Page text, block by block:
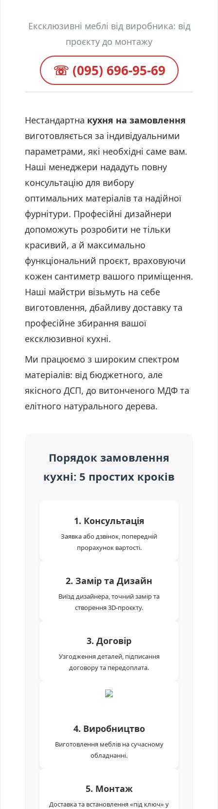
Ексклюзивні меблі від виробника: від
проєкту до монтажу
☏ (095) 696-95-69
Нестандартна кухня на замовлення
виготовляється за індивідуальними
параметрами, які необхідні саме вам.
Наші менеджери нададуть повну
консультацію для вибору
оптимальних матеріалів та надійної
фурнітури. Професійні дизайнери
допоможуть розробити не тільки
красивий, а й максимально
функціональний проєкт, враховуючи
кожен сантиметр вашого приміщення.
Наші майстри візьмуть на себе
виготовлення, дбайливу доставку та
професійне збирання вашої
ексклюзивної кухні.
Ми працюємо з широким спектром
матеріалів: від бюджетного, але
якісного ДСП, до витонченого МДФ та
елітного натурального дерева.
Порядок замовлення
кухні: 5 простих кроків
1. Консультація
Заявка або дзвінок, попередній
прорахунок вартості.
2. Замір та Дизайн
Виїзд дизайнера, точний замір та
створення 3D-проєкту.
3. Договір
Узгодження деталей, підписання
договору та передоплата.
4. Виробництво
Виготовлення меблів на сучасному
обладнанні.
5. Монтаж
Доставка та встановлення «під ключ» у